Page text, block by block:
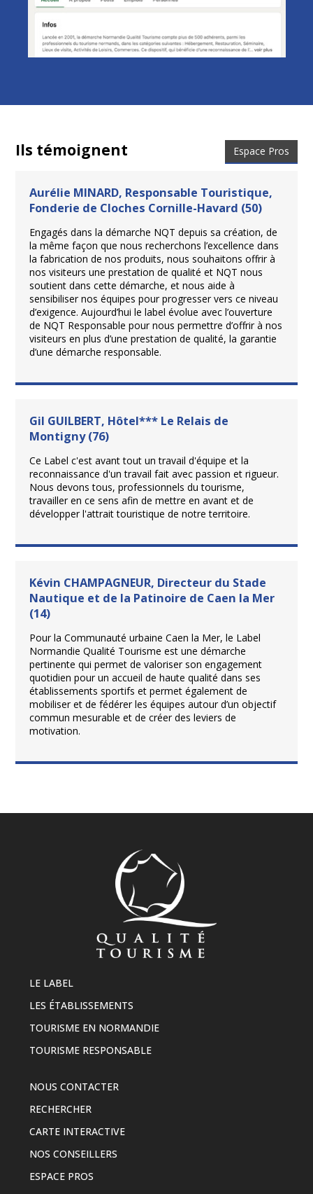
Ils témoignent Espace Pros
Aurélie MINARD, Responsable Touristique,
Fonderie de Cloches Cornille-Havard (50)
Engagés dans la démarche NQT depuis sa création, de
la même façon que nous recherchons l’excellence dans
la fabrication de nos produits, nous souhaitons offrir à
nos visiteurs une prestation de qualité et NQT nous
soutient dans cette démarche, et nous aide à
sensibiliser nos équipes pour progresser vers ce niveau
d’exigence. Aujourd’hui le label évolue avec l’ouverture
de NQT Responsable pour nous permettre d’offrir à nos
visiteurs en plus d’une prestation de qualité, la garantie
d’une démarche responsable.
Gil GUILBERT, Hôtel*** Le Relais de
Montigny (76)
Ce Label c'est avant tout un travail d'équipe et la
reconnaissance d'un travail fait avec passion et rigueur.
Nous devons tous, professionnels du tourisme,
travailler en ce sens afin de mettre en avant et de
développer l'attrait touristique de notre territoire.
Kévin CHAMPAGNEUR, Directeur du Stade
Nautique et de la Patinoire de Caen la Mer
(14)
Pour la Communauté urbaine Caen la Mer, le Label
Normandie Qualité Tourisme est une démarche
pertinente qui permet de valoriser son engagement
quotidien pour un accueil de haute qualité dans ses
établissements sportifs et permet également de
mobiliser et de fédérer les équipes autour d’un objectif
commun mesurable et de créer des leviers de
motivation.
LE LABEL
LES ÉTABLISSEMENTS
TOURISME EN NORMANDIE
TOURISME RESPONSABLE
NOUS CONTACTER
RECHERCHER
CARTE INTERACTIVE
NOS CONSEILLERS
ESPACE PROS